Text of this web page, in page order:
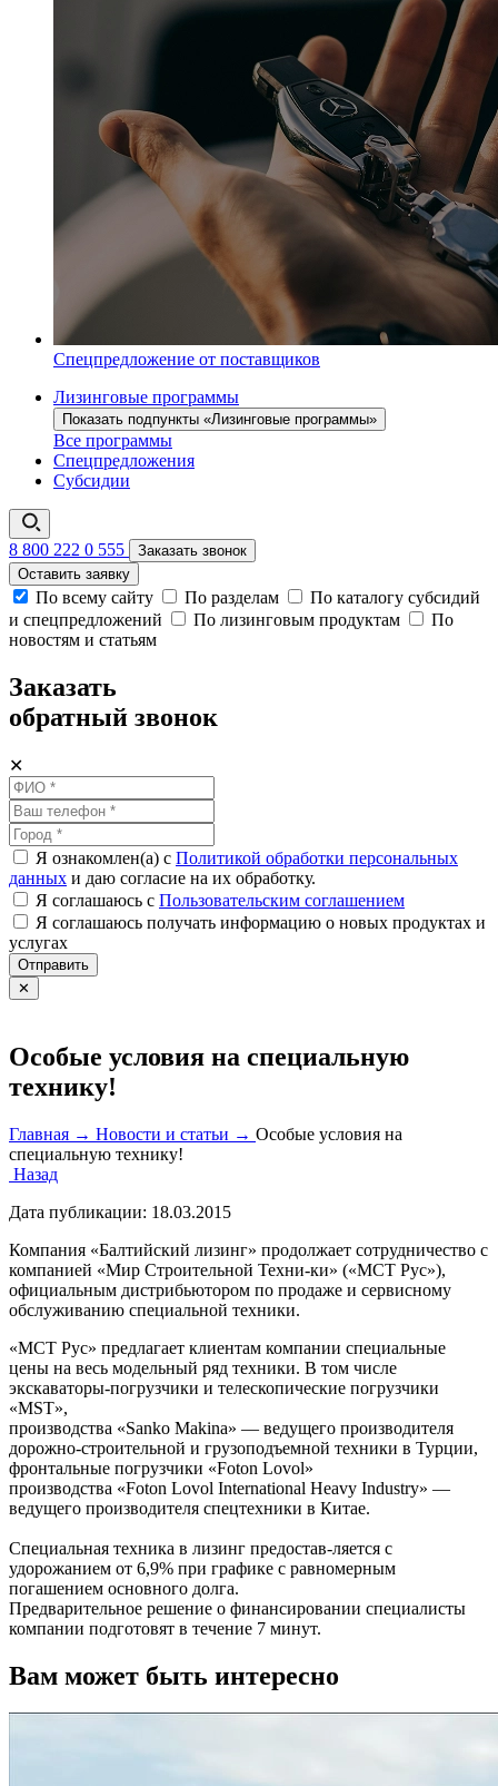
Спецпредложение от поставщиков
Лизинговые программы
Показать подпункты «Лизинговые программы»
Все программы
Спецпредложения
Субсидии
8 800 222 0 555
Заказать звонок
Оставить заявку
По всему сайту По разделам
По каталогу субсидий
и спецпредложений
По лизинговым продуктам
По
новостям и статьям
Заказать
обратный звонок
✕
Я ознакомлен(а) с Политикой обработки персональных
данных и даю согласие на их обработку.
Я соглашаюсь c Пользовательским соглашением
Я соглашаюсь получать информацию о новых продуктах и
услугах
Отправить
✕
Особые условия на специальную
технику!
Главная → Новости и статьи → Особые условия на
специальную технику!
Назад
Дата публикации: 18.03.2015
Компания «Балтийский лизинг» продолжает сотрудничество с
компанией «Мир Строительной Техни-ки» («МСТ Рус»),
официальным дистрибьютором по продаже и сервисному
обслуживанию специальной техники.
«МСТ Рус» предлагает клиентам компании специальные
цены на весь модельный ряд техники. В том числе
экскаваторы-погрузчики и телескопические погрузчики
«MST»,
производства «Sanko Makina» — ведущего производителя
дорожно-строительной и грузоподъемной техники в Турции,
фронтальные погрузчики «Foton Lovol»
производства «Foton Lovol International Heavy Industry» —
ведущего производителя спецтехники в Китае.
Специальная техника в лизинг предостав-ляется с
удорожанием от 6,9% при графике с равномерным
погашением основного долга.
Предварительное решение о финансировании специалисты
компании подготовят в течение 7 минут.
Вам может быть интересно